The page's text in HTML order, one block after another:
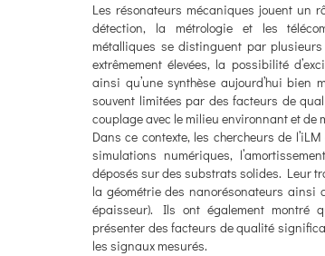
Les résonateurs mécaniques jouent un
détection, la métrologie et les
métalliques se distinguent par
extrêmement élevées, la possibilité
ainsi qu’une synthèse aujourd’hui bien
souvent limitées par des facteurs de
couplage avec le milieu environnant et de
Dans ce contexte, les chercheurs de
simulations numériques,
déposés sur des substrats solides. Leur
la géométrie des nanorésonateurs ainsi
épaisseur). Ils ont également montré
présenter des facteurs de qualité
les signaux mesurés.